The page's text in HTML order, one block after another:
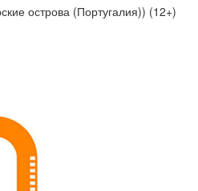
острова (Португалия)) (12+)